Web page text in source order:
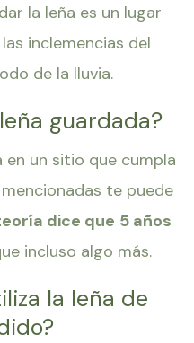
la leña es un lugar
inclemencias del
de la lluvia.
guardada?
en un sitio que cumpla
te puede
dice que 5 años
incluso algo más.
la leña de